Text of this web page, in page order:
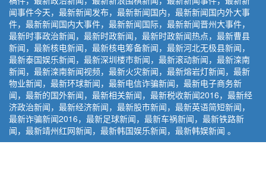
闻事件今天，最新新闻发布，最新新闻国内，最新新闻国内外大事
件，最新新闻国内大事件，最新新闻国际，最新新闻晋州大事件，
最新时事政治新闻，最新时政新闻，最新时政新闻热点，最新曹县
新闻，最新核电新闻，最新核电筹备新闻，最新河北无极县新闻，
最新泰国娱乐新闻，最新深圳楼市新闻，最新滚动新闻，最新滦南
新闻，最新滦南新闻视频，最新火灾新闻，最新熔岩灯新闻，最新
物业新闻，最新环球新闻，最新电信诈骗新闻，最新电子商务新
闻，最新的国外新闻，最新相关新闻，最新税收新闻2016，最新经
济政治新闻，最新经济新闻，最新股市新闻，最新英语简短新闻，
最新诈骗新闻2016，最新足球新闻，最新车祸新闻，最新铁路新
闻，最新靖州红网新闻，最新韩国娱乐新闻，最新韩娱新闻 。